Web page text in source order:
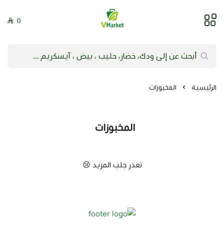
فيلج ماركت | VMarket
0
الرئيسية المخبوزات
المخبوزات
تعذر جلب المزيد 😢